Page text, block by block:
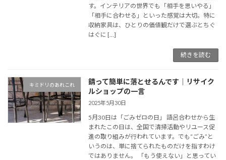
す。インテリアの世界でも「相手を思いやる」
「相手に合わせる」といった感覚は大切。特に
収納家具は、ひとりの価値観だけで選ぶとちぐ
はぐに […]
続きを読む
キミドリのあれこれ
錆って簡単に落とせるんです│リサイク
ルショップの一言
2025年5月30日
5月30日は「ごみゼロの日」 語呂合わせから生
まれたこの日は、全国で清掃活動やリユース促
進の取り組みが行われています。でも“ごみ”と
いうのは、単に捨てられたものだけを指すわけ
ではありません。 「もう使えない」と思ってい